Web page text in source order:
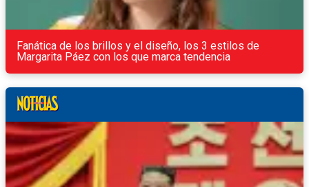
Fanática de los brillos y el diseño, los 3 estilos de
Margarita Páez con los que marca tendencia